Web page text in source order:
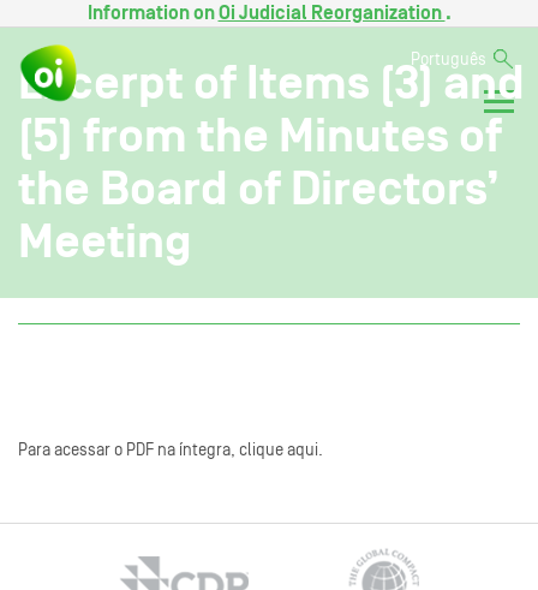
Information onOi Judicial Reorganization .
Português
Excerpt of Items (3) and
(5) from the Minutes of
the Board of Directors’
Meeting
Para acessar o PDF na íntegra, clique aqui.